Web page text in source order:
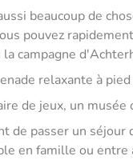
beaucoup de
pouvez
campagne
relaxante à
de jeux, un musée
de passer un séjour
en famille ou entre